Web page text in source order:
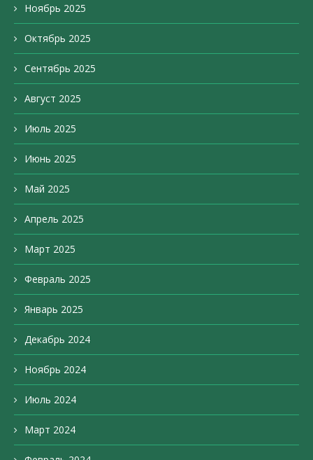
Ноябрь 2025
Октябрь 2025
Сентябрь 2025
Август 2025
Июль 2025
Июнь 2025
Май 2025
Апрель 2025
Март 2025
Февраль 2025
Январь 2025
Декабрь 2024
Ноябрь 2024
Июль 2024
Март 2024